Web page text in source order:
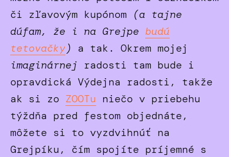
či zľavovým kupónom
(a tajne
dúfam, že i na Grejpe budú
tetovačky) a tak. Okrem mojej
imaginárnej radosti tam bude i
opravdická Výdejna radosti, takže
ak si zo ZOOTu niečo v priebehu
týždňa pred festom objednáte,
môžete si to vyzdvihnúť na
Grejpíku, čím spojíte príjemné s